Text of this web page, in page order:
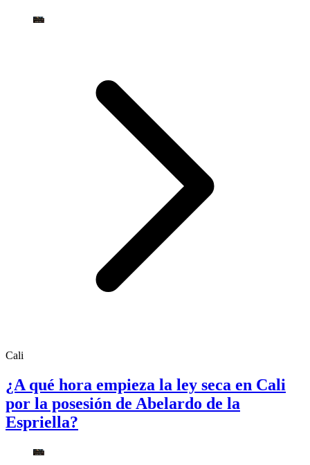
Cali
¿A qué hora empieza la ley seca en Cali
por la posesión de Abelardo de la
Espriella?